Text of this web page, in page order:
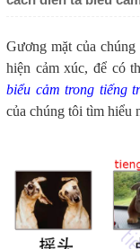
Gương mặt của
hiện cảm xúc, để có
biểu cảm trong tiếng
của chúng tôi tìm hiểu